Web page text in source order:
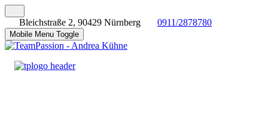
Bleichstraße 2, 90429 Nürnberg 0911/2878780
Mobile Menu Toggle